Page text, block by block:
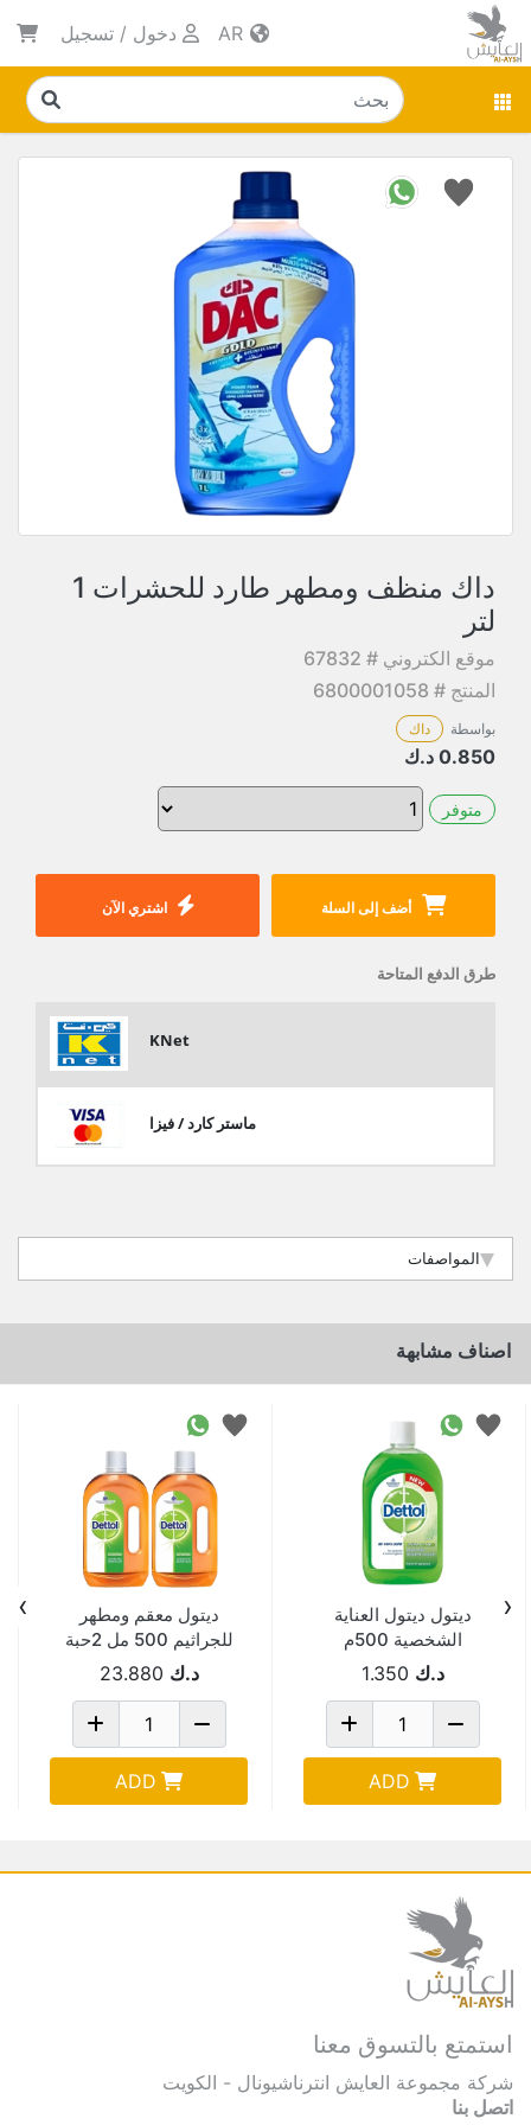
دخول / تسجيل
داك منظف ومطهر طارد للحشرات 1
لتر
موقع الكتروني # 67832
المنتج # 6800001058
بواسطة داك
0.850 د.ك
متوفر
أضف إلى السلة اشتري الآن
طرق الدفع المتاحة
KNet
ماستر كارد / فيزا
المواصفات
اصناف مشابهة
ديتول ديتول العناية
الشخصية 500م
د.ك 1.350
ADD
ديتول معقم ومطهر
للجراثيم 500 مل 2حبة
Pack Of 12د.ك 23.880
ADD
‹
›
استمتع بالتسوق معنا
شركة مجموعة العايش انترناشيونال - الكويت
اتصل بنا